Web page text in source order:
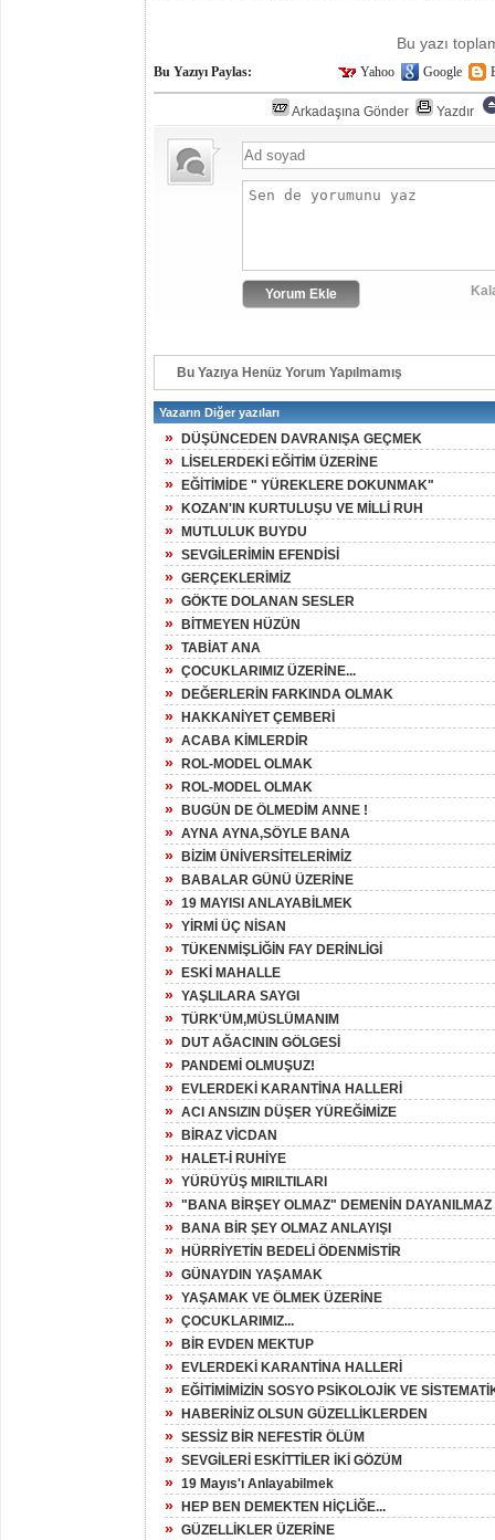
Bu yazı
Bu Yazıyı Paylas: Yahoo Google
Arkadaşına Gönder Yazdır
Bu Yazıya Henüz Yorum Yapılmamış
Yazarın Diğer yazıları
» DÜŞÜNCEDEN DAVRANIŞA GEÇMEK
» LİSELERDEKİ EĞİTİM ÜZERİNE
» EĞİTİMİDE " YÜREKLERE DOKUNMAK"
» KOZAN'IN KURTULUŞU VE MİLLİ RUH
» MUTLULUK BUYDU
» SEVGİLERİMİN EFENDİSİ
» GERÇEKLERİMİZ
» GÖKTE DOLANAN SESLER
» BİTMEYEN HÜZÜN
» TABİAT ANA
» ÇOCUKLARIMIZ ÜZERİNE...
» DEĞERLERİN FARKINDA OLMAK
» HAKKANİYET ÇEMBERİ
» ACABA KİMLERDİR
» ROL-MODEL OLMAK
» ROL-MODEL OLMAK
» BUGÜN DE ÖLMEDİM ANNE !
» AYNA AYNA,SÖYLE BANA
» BİZİM ÜNİVERSİTELERİMİZ
» BABALAR GÜNÜ ÜZERİNE
» 19 MAYISI ANLAYABİLMEK
» YİRMİ ÜÇ NİSAN
» TÜKENMİŞLİĞİN FAY DERİNLİGİ
» ESKİ MAHALLE
» YAŞLILARA SAYGI
» TÜRK'ÜM,MÜSLÜMANIM
» DUT AĞACININ GÖLGESİ
» PANDEMİ OLMUŞUZ!
» EVLERDEKİ KARANTİNA HALLERİ
» ACI ANSIZIN DÜŞER YÜREĞİMİZE
» BİRAZ VİCDAN
» HALET-İ RUHİYE
» YÜRÜYÜŞ MIRILTILARI
» "BANA BİRŞEY OLMAZ" DEMENİN DAYANILMAZ
» BANA BİR ŞEY OLMAZ ANLAYIŞI
» HÜRRİYETİN BEDELİ ÖDENMİSTİR
» GÜNAYDIN YAŞAMAK
» YAŞAMAK VE ÖLMEK ÜZERİNE
» ÇOCUKLARIMIZ...
» BİR EVDEN MEKTUP
» EVLERDEKİ KARANTİNA HALLERİ
» EĞİTİMİMİZİN SOSYO PSİKOLOJİK VE
» HABERİNİZ OLSUN GÜZELLİKLERDEN
» SESSİZ BİR NEFESTİR ÖLÜM
» SEVGİLERİ ESKİTTİLER İKİ GÖZÜM
» 19 Mayıs'ı Anlayabilmek
» HEP BEN DEMEKTEN HİÇLİĞE...
» GÜZELLİKLER ÜZERİNE